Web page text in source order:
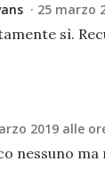
25 marzo
sì.
2019 alle
nessuno